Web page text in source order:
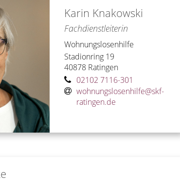
Karin Knakowski
Fachdienstleiterin
Wohnungslosenhilfe
Stadionring 19
40878 Ratingen
02102 7116-301
wohnungslosenhilfe@skf-
ratingen.de